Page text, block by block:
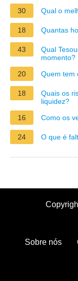
30 Qual o
18 Quantas
43
Qual
momento?
20
Quem tem
18
Quais os
liquidez?
16
Como os
24 O que é
Sobre nós